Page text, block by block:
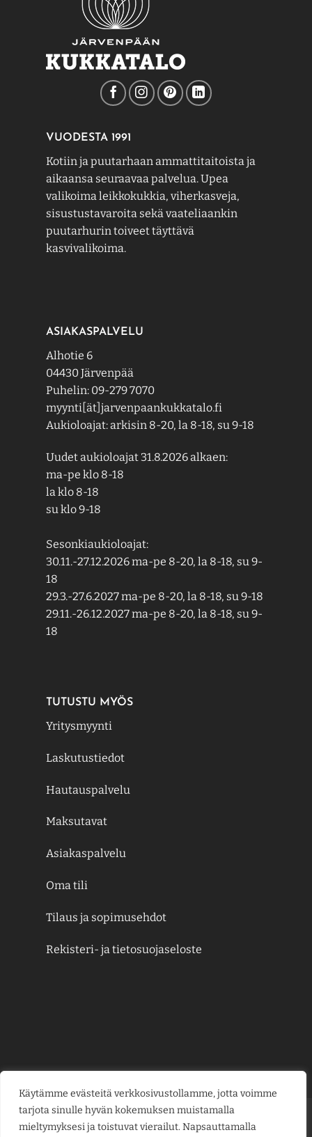
Käytämme evästeitä verkkosivustollamme, jotta voimme
tarjota sinulle hyvän kokemuksen muistamalla
mieltymyksesi ja toistuvat vierailut. Napsauttamalla
VUODESTA 1991
Kotiin ja puutarhaan ammattitaitoista ja
aikaansa seuraavaa palvelua. Upea
valikoima leikkokukkia, viherkasveja,
sisustustavaroita sekä vaateliaankin
puutarhurin toiveet täyttävä
kasvivalikoima.
ASIAKASPALVELU
Alhotie 6
04430 Järvenpää
Puhelin: 09-279 7070
myynti[ät]jarvenpaankukkatalo.fi
Aukioloajat: arkisin 8-20, la 8-18, su 9-18
Uudet aukioloajat 31.8.2026 alkaen:
ma-pe klo 8-18
la klo 8-18
su klo 9-18
Sesonkiaukioloajat:
30.11.-27.12.2026 ma-pe 8-20, la 8-18, su 9-
18
29.3.-27.6.2027 ma-pe 8-20, la 8-18, su 9-18
29.11.-26.12.2027 ma-pe 8-20, la 8-18, su 9-
18
TUTUSTU MYÖS
Yritysmyynti
Laskutustiedot
Hautauspalvelu
Maksutavat
Asiakaspalvelu
Oma tili
Tilaus ja sopimusehdot
Rekisteri- ja tietosuojaseloste
Credit
MasterCard
Visa
Visa